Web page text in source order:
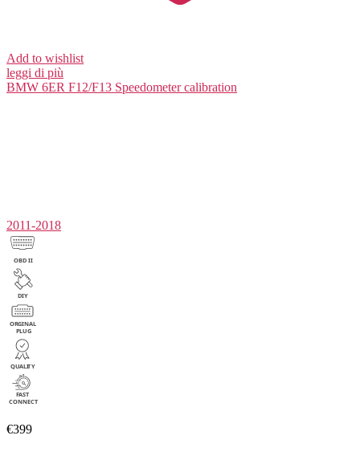
Add to wishlist
leggi di più
BMW 6ER F12/F13 Speedometer calibration
2011-2018
€399